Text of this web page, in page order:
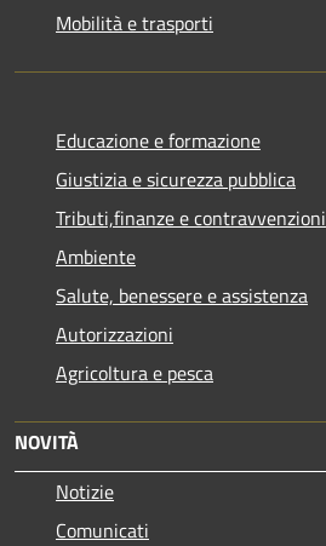
Mobilità e trasporti
Educazione e formazione
Giustizia e sicurezza pubblica
Tributi,finanze e contravvenzioni
Ambiente
Salute, benessere e assistenza
Autorizzazioni
Agricoltura e pesca
NOVITÀ
Notizie
Comunicati